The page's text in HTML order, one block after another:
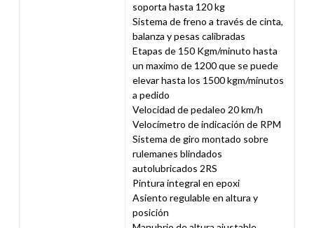
soporta hasta 120 kg
Sistema de freno a través de cinta,
balanza y pesas calibradas
Etapas de 150 Kgm/minuto hasta
un maximo de 1200 que se puede
elevar hasta los 1500 kgm/minutos
a pedido
Velocidad de pedaleo 20 km/h
Velocímetro de indicación de RPM
Sistema de giro montado sobre
rulemanes blindados
autolubricados 2RS
Pintura integral en epoxi
Asiento regulable en altura y
posición